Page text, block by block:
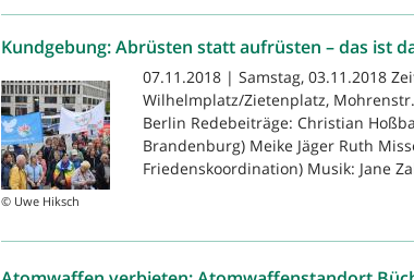
Kundgebung: Abrüsten statt aufrüsten – das ist
© Uwe Hiksch
07.11.2018 | Samstag, 03.11.2018
Wilhelmplatz/Zietenplatz,
Berlin Redebeiträge: Christian
Brandenburg) Meike Jäger Ruth
Friedenskoordination) Musik: Jane